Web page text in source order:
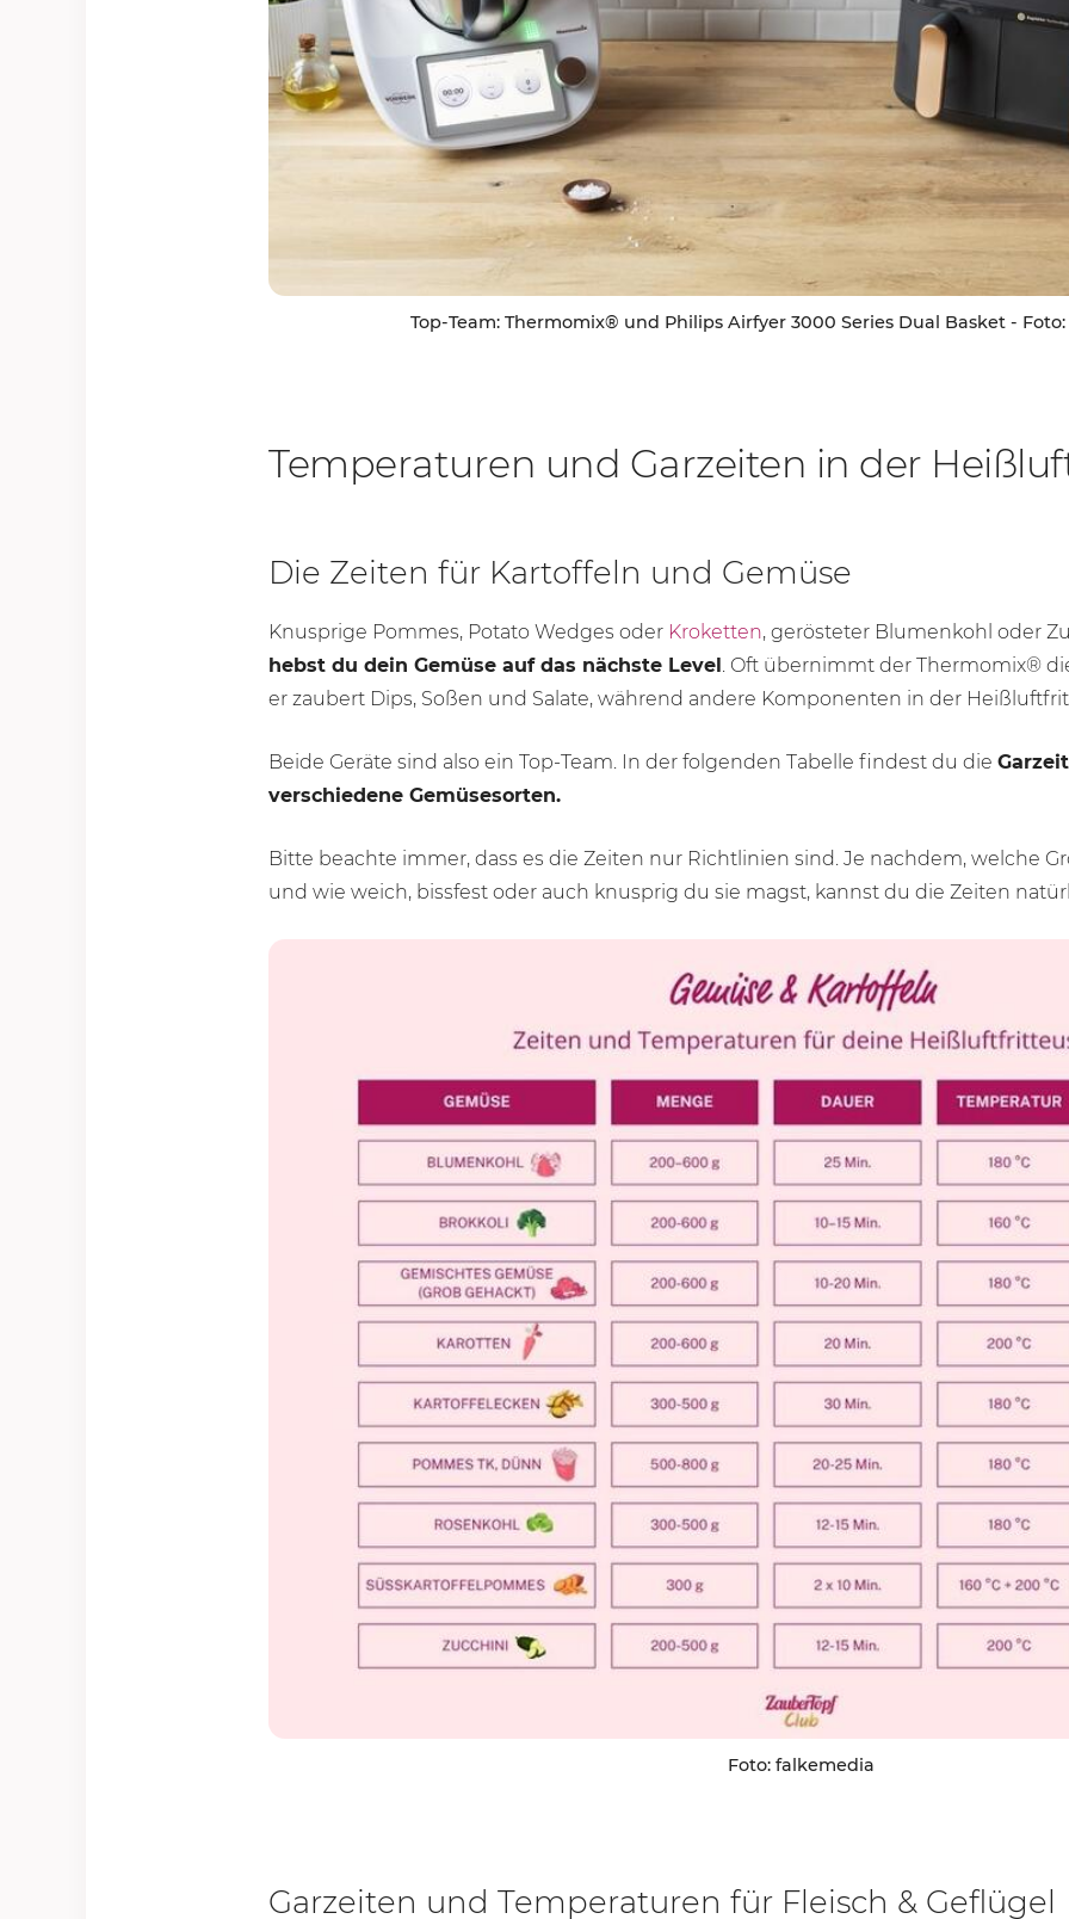
Top-Team: Thermomix® und Philips Airfyer 3000 Series Dual Basket -
Temperaturen und Garzeiten in der
Die Zeiten für Kartoffeln und Gemüse
Knusprige Pommes, Potato Wedges oder Kroketten, gerösteter Blumenkohl oder
hebst du dein Gemüse auf das nächste Level. Oft übernimmt der Thermomix®
er zaubert Dips, Soßen und Salate, während andere Komponenten in der
Beide Geräte sind also ein Top-Team. In der folgenden Tabelle findest du die
verschiedene Gemüsesorten.
Bitte beachte immer, dass es die Zeiten nur Richtlinien sind. Je nachdem, welche
und wie weich, bissfest oder auch knusprig du sie magst, kannst du die Zeiten
Foto: falkemedia
Garzeiten und Temperaturen für Fleisch & Geflügel